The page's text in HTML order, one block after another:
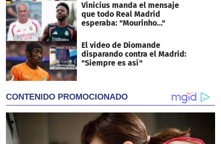
Vinicius manda el mensaje
que todo Real Madrid
esperaba: "Mourinho..."
El video de Diomande
disparando contra el Madrid:
"Siempre es así"